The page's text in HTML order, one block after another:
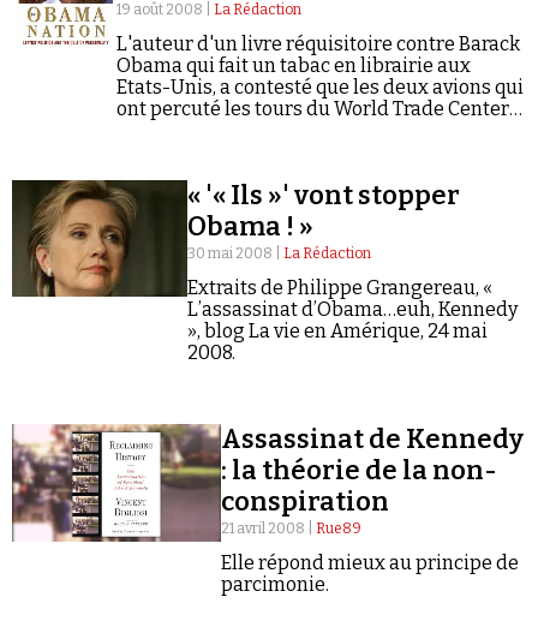
19 août 2008 | La Rédaction
L'auteur d'un livre réquisitoire contre Barack
Obama qui fait un tabac en librairie aux
Etats-Unis, a contesté que les deux avions qui
ont percuté les tours du World Trade Center à
« '« Ils »' vont stopper
Obama ! »
30 mai 2008 | La Rédaction
Extraits de Philippe Grangereau, «
L’assassinat d’Obama…euh, Kennedy
», blog La vie en Amérique, 24 mai
2008.
Assassinat de Kennedy
: la théorie de la non-
conspiration
21 avril 2008 | Rue89
Elle répond mieux au principe de
parcimonie.